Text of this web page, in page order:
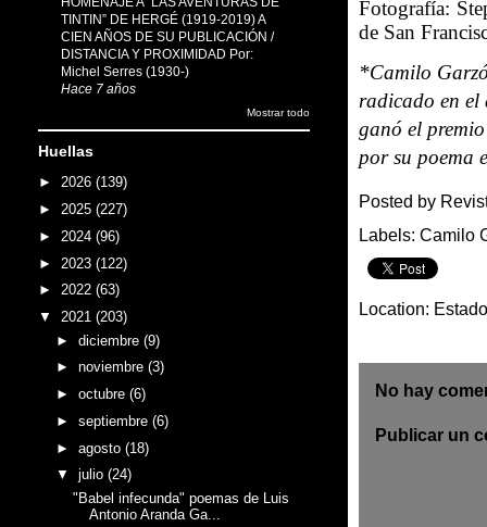
Fotografía:
de San
*Camilo
radicado en el
ganó el
por su poema
Posted by
Labels: Camilo
Location:
No hay
Publicar un
TINTIN” DE HERGÉ (1919-2019) A
CIEN AÑOS DE SU PUBLICACIÓN /
DISTANCIA Y PROXIMIDAD Por:
Michel Serres (1930-)
Hace 7 años
Mostrar todo
Huellas
► 2026 (139)
► 2025 (227)
► 2024 (96)
► 2023 (122)
► 2022 (63)
▼ 2021 (203)
► diciembre (9)
► noviembre (3)
► octubre (6)
► septiembre (6)
► agosto (18)
▼ julio (24)
"Babel infecunda" poemas de Luis
Antonio Aranda Ga...